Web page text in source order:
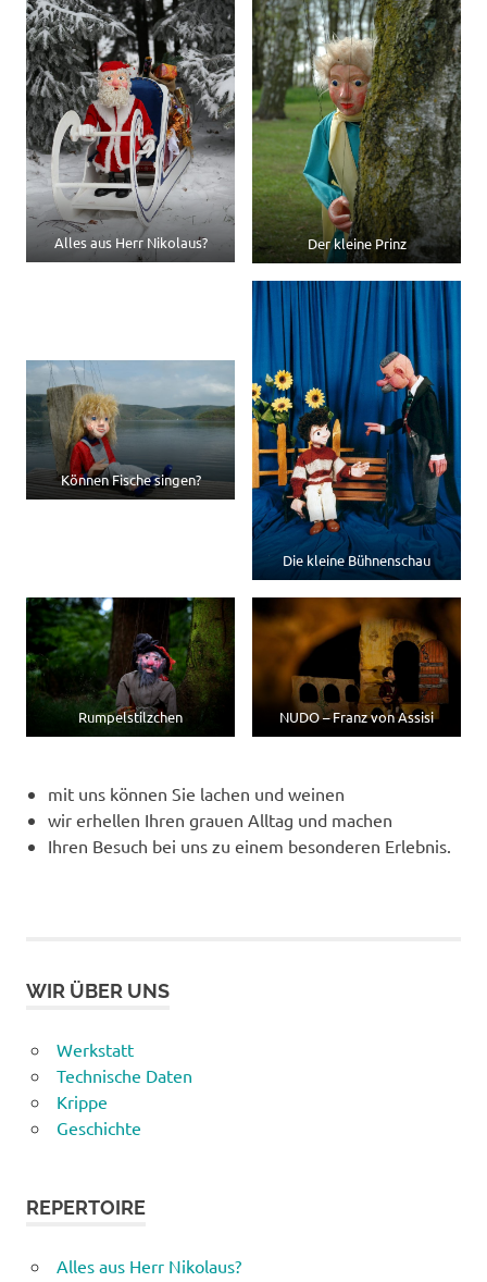
Alles aus Herr Nikolaus? Der kleine Prinz
Können Fische singen?
Die kleine Bühnenschau
Rumpelstilzchen NUDO – Franz von Assisi
mit uns können Sie lachen und weinen
wir erhellen Ihren grauen Alltag und machen
Ihren Besuch bei uns zu einem besonderen Erlebnis.
WIR ÜBER UNS
Werkstatt
Technische Daten
Krippe
Geschichte
REPERTOIRE
Alles aus Herr Nikolaus?